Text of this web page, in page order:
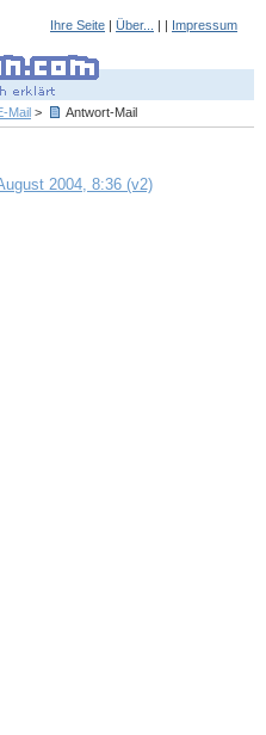
Ihre Seite | Über... | | Impressum
Mail > Antwort-Mail
2004, 8:36 (v2)